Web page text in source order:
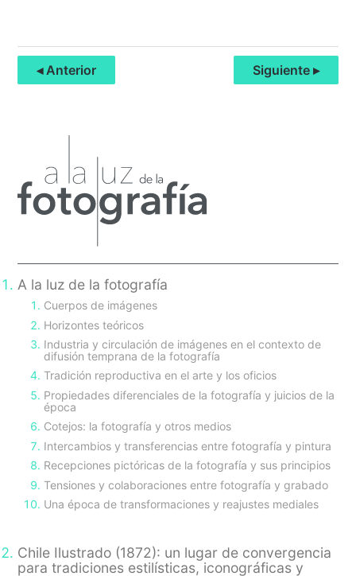
◂ Anterior Siguiente ▸
Primary
Sidebar
A la luz de la fotografía
Cuerpos de imágenes
Horizontes teóricos
Industria y circulación de imágenes en el contexto de
difusión temprana de la fotografía
Tradición reproductiva en el arte y los oficios
Propiedades diferenciales de la fotografía y juicios de la
época
Cotejos: la fotografía y otros medios
Intercambios y transferencias entre fotografía y pintura
Recepciones pictóricas de la fotografía y sus principios
Tensiones y colaboraciones entre fotografía y grabado
Una época de transformaciones y reajustes mediales
Chile Ilustrado (1872): un lugar de convergencia
para tradiciones estilísticas, iconográficas y